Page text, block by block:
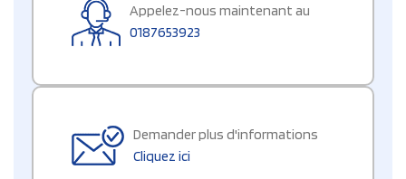
Appelez-nous maintenant au
0187653923
Demander plus d'informations
Cliquez ici